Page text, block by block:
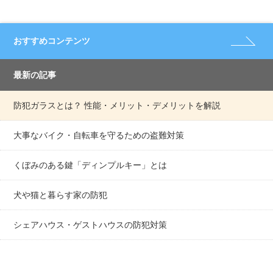
おすすめコンテンツ
最新の記事
防犯ガラスとは？ 性能・メリット・デメリットを解説
大事なバイク・自転車を守るための盗難対策
くぼみのある鍵「ディンプルキー」とは
犬や猫と暮らす家の防犯
シェアハウス・ゲストハウスの防犯対策